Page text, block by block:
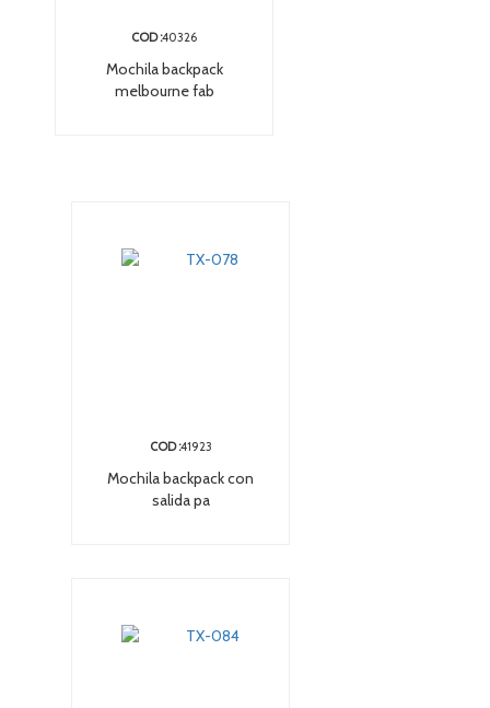
COD :40326
Mochila backpack
melbourne fab
COD :41923
Mochila backpack con
salida pa